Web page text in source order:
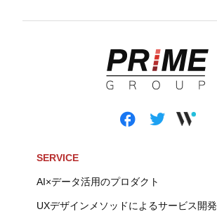
SERVICE
AI×データ活用のプロダクト
UXデザインメソッドによるサービス開発